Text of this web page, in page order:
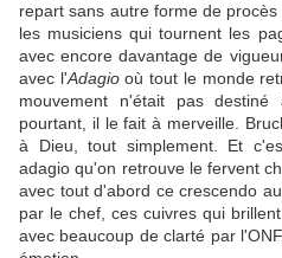
repart sans autre forme de
les musiciens qui tournent les
avec encore davantage de
avec l'Adagiooù tout le monde
mouvement n'était pas
pourtant, il le fait à merveille.
à Dieu, tout simplement. Et
adagio qu'on retrouve le fervent
avec tout d'abord ce crescendo
par le chef, ces cuivres qui
avec beaucoup de clarté par